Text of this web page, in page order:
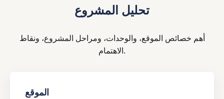
تحليل المشروع
أهم خصائص الموقع، والوحدات، ومراحل المشروع، ونقاط
الاهتمام.
الموقع